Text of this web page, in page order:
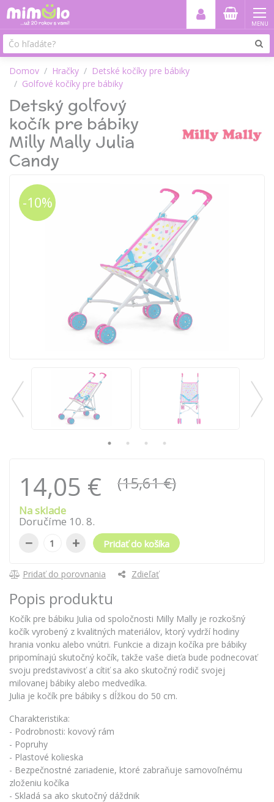
MENU
Domov Hračky
Detské kočíky pre bábiky
Golfové kočíky pre bábiky
Detský golfový
kočík pre bábiky
Milly Mally Julia
Candy
-10%
14,05 € (15,61 €)
Na sklade
Doručíme 10. 8.
− + Pridať do košíka
Pridať do porovnania Zdieľať
Popis produktu
Kočík pre bábiku Julia od spoločnosti Milly Mally je rozkošný
kočík vyrobený z kvalitných materiálov, ktorý vydrží hodiny
hrania vonku alebo vnútri. Funkcie a dizajn kočíka pre bábiky
pripomínajú skutočný kočík, takže vaše dieťa bude podnecovať
svoju predstavivosť a cítiť sa ako skutočný rodič svojej
milovanej bábiky alebo medvedíka.
Julia je kočík pre bábiky s dĺžkou do 50 cm.
Charakteristika:
- Podrobnosti: kovový rám
- Popruhy
- Plastové kolieska
- Bezpečnostné zariadenie, ktoré zabraňuje samovoľnému
zloženiu kočíka
- Skladá sa ako skutočný dáždnik